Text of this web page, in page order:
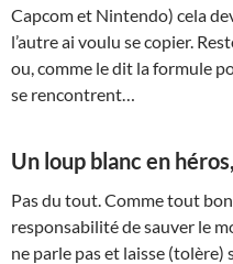
Capcom et Nintendo) cela
l’autre ai voulu se copier.
ou, comme le dit la formule
se rencontrent…
Un loup blanc en
Pas du tout. Comme tout
responsabilité de sauver le
ne parle pas et laisse (tolère)